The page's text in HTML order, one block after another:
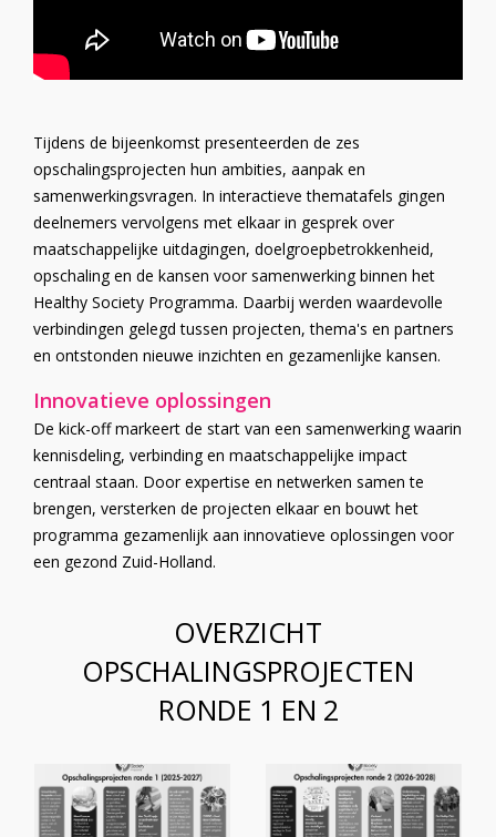
Tijdens de bijeenkomst presenteerden de zes
opschalingsprojecten hun ambities, aanpak en
samenwerkingsvragen. In interactieve thematafels gingen
deelnemers vervolgens met elkaar in gesprek over
maatschappelijke uitdagingen, doelgroepbetrokkenheid,
opschaling en de kansen voor samenwerking binnen het
Healthy Society Programma. Daarbij werden waardevolle
verbindingen gelegd tussen projecten, thema's en partners
en ontstonden nieuwe inzichten en gezamenlijke kansen.
Innovatieve oplossingen
De kick-off markeert de start van een samenwerking waarin
kennisdeling, verbinding en maatschappelijke impact
centraal staan. Door expertise en netwerken samen te
brengen, versterken de projecten elkaar en bouwt het
programma gezamenlijk aan innovatieve oplossingen voor
een gezond Zuid-Holland.
OVERZICHT
OPSCHALINGSPROJECTEN
RONDE 1 EN 2